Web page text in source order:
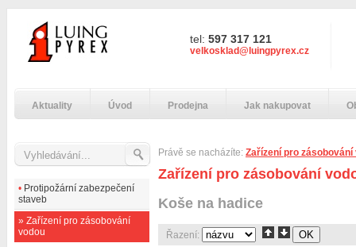
tel: 597 317 121
velkosklad@luingpyrex.cz
Aktuality Úvod Prodejna Jak nakupovat
• Protipožární zabezpečení
staveb
» Zařízení pro zásobování
vodou
Právě se nacházíte: Zařízení pro zásobování
Zařízení pro zásobování
Koše na hadice
Řazení: